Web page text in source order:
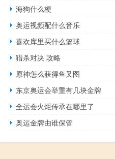
海狗什么梗
奥运视频配什么音乐
喜欢库里买什么篮球
猎杀对决 攻略
原神怎么获得鱼叉图
东京奥运会举重有几块金牌
全运会火炬传承在哪里了
奥运金牌由谁保管